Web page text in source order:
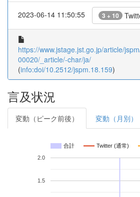
2023-06-14 11:50:55 3 + 10
https://www.jstage.jst.go.jp/article/
00020/_article/-char/ja/
(info:doi/10.2512/jspm.18.159)
言及状況
変動（ピーク前後） 変動（月別）
合計 Twitter (通常)
1.5
2.0